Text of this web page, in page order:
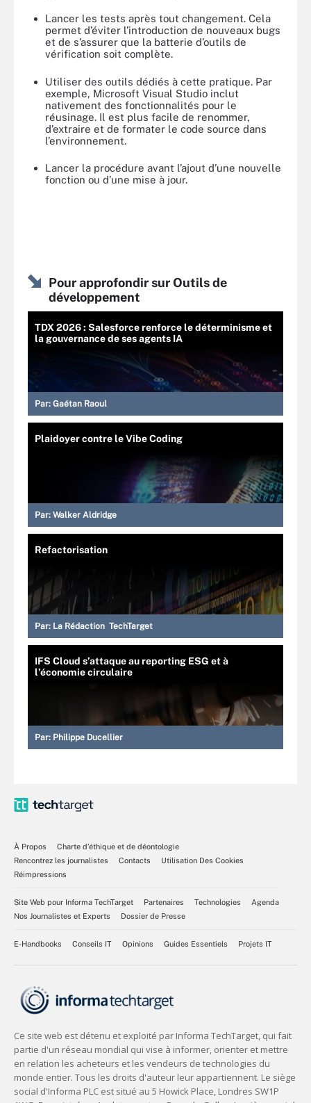
Lancer les tests après tout changement. Cela
permet d’éviter l’introduction de nouveaux bugs
et de s’assurer que la batterie d’outils de
vérification soit complète.
Utiliser des outils dédiés à cette pratique. Par
exemple, Microsoft Visual Studio inclut
nativement des fonctionnalités pour le
réusinage. Il est plus facile de renommer,
d’extraire et de formater le code source dans
l’environnement.
Lancer la procédure avant l’ajout d’une nouvelle
fonction ou d’une mise à jour.
Pour approfondir sur Outils de
développement
TDX 2026 : Salesforce renforce le déterminisme et
la gouvernance de ses agents IA
Par: Gaétan Raoul
Plaidoyer contre le Vibe Coding
Par: Walker Aldridge
Refactorisation
Par: La Rédaction TechTarget
IFS Cloud s’attaque au reporting ESG et à
l’économie circulaire
Par: Philippe Ducellier
À Propos
Charte d’éthique et de déontologie
Rencontrez les journalistes
Contacts
Utilisation Des Cookies
Réimpressions
Site Web pour Informa TechTarget Partenaires Technologies
Agenda
Nos Journalistes et Experts
Dossier de Presse
E-Handbooks Conseils IT Opinions Guides Essentiels Projets IT